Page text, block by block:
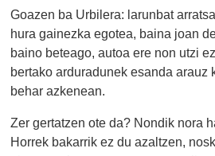
Goazen ba Urbilera: larunbat
hura gainezka egotea, baina joan
baino beteago, autoa ere non utzi
bertako arduradunek esanda arauz
behar azkenean.
Zer gertatzen ote da? Nondik nora
Horrek bakarrik ez du azaltzen,